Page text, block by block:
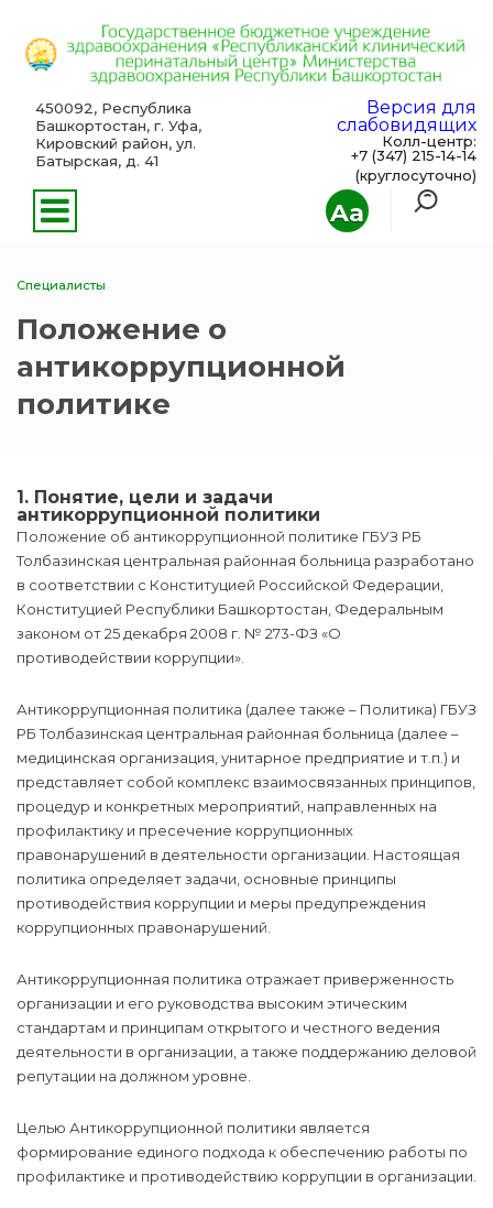
Aa
450092, Республика
Башкортостан, г. Уфа,
Кировский район, ул.
Батырская, д. 41
Версия для
слабовидящих
Колл-центр:
+7 (347) 215-14-14
(круглосуточно)
Специалисты
Положение о
антикоррупционной
политике
1. Понятие, цели и задачи
антикоррупционной политики
Положение об антикоррупционной политике ГБУЗ РБ
Толбазинская центральная районная больница разработано
в соответствии с Конституцией Российской Федерации,
Конституцией Республики Башкортостан, Федеральным
законом от 25 декабря 2008 г. № 273-ФЗ «О
противодействии коррупции».
Антикоррупционная политика (далее также – Политика) ГБУЗ
РБ Толбазинская центральная районная больница (далее –
медицинская организация, унитарное предприятие и т.п.) и
представляет собой комплекс взаимосвязанных принципов,
процедур и конкретных мероприятий, направленных на
профилактику и пресечение коррупционных
правонарушений в деятельности организации. Настоящая
политика определяет задачи, основные принципы
противодействия коррупции и меры предупреждения
коррупционных правонарушений.
Антикоррупционная политика отражает приверженность
организации и его руководства высоким этическим
стандартам и принципам открытого и честного ведения
деятельности в организации, а также поддержанию деловой
репутации на должном уровне.
Целью Антикоррупционной политики является
формирование единого подхода к обеспечению работы по
профилактике и противодействию коррупции в организации.